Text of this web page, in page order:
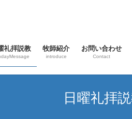
礼拝説教 牧師紹介
introduce
お問い合わせ
Contact
日曜礼拝